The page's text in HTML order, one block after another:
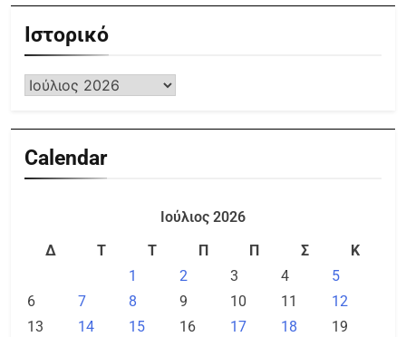
Ιστορικό
Calendar
Ιούλιος 2026
Δ
Τ Τ Π Π Σ
Κ
1
2 3 4
5
6
7 8 9 10 11
12
13
14 15 16 17 18
19